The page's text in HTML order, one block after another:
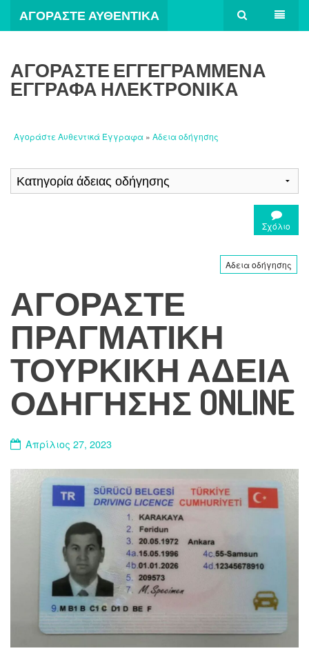
ΑΓΟΡΆΣΤΕ ΑΥΘΕΝΤΙΚΆ
ΑΓΟΡΆΣΤΕ ΕΓΓΕΓΡΑΜΜΈΝΑ
ΈΓΓΡΑΦΑ ΗΛΕΚΤΡΟΝΙΚΆ
Αγοράστε Αυθεντικά Έγγραφα » Αδεια οδήγησης
Σχόλιο
Αδεια οδήγησης
ΑΓΟΡΆΣΤΕ
ΠΡΑΓΜΑΤΙΚΉ
ΤΟΥΡΚΙΚΉ ΆΔΕΙΑ
ΟΔΉΓΗΣΗΣ ONLINE
Απρίλιος 27, 2023